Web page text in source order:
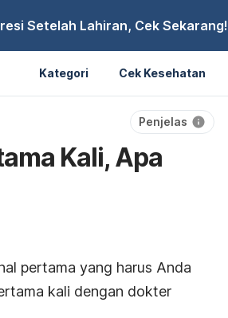
Setelah Lahiran, Cek Sekarang!
Kategori Cek Kesehatan
Penjelas
Kali, Apa
pertama yang harus Anda
kali dengan dokter